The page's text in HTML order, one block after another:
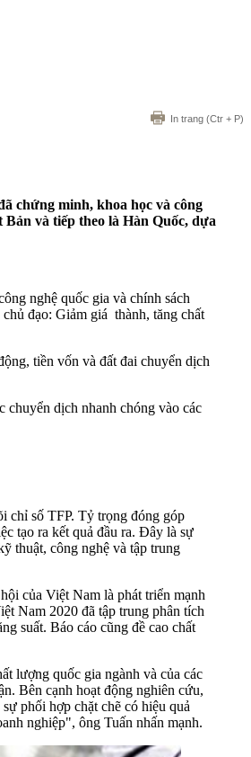
In trang (Ctr + P)
chứng minh, khoa học và công
và tiếp theo là Hàn Quốc, dựa
nghệ quốc gia và chính sách
đạo: Giảm giá thành, tăng chất
tiền vốn và đất đai chuyển dịch
chuyển dịch nhanh chóng vào các
chỉ số TFP. Tỷ trọng đóng góp
tạo ra kết quả đầu ra. Đây là sự
thuật, công nghệ và tập trung
của Việt Nam là phát triển mạnh
Nam 2020 đã tập trung phân tích
suất. Báo cáo cũng đề cao chất
lượng quốc gia ngành và của các
Bên cạnh hoạt động nghiên cứu,
phối hợp chặt chẽ có hiệu quả
nghiệp", ông Tuấn nhấn mạnh.